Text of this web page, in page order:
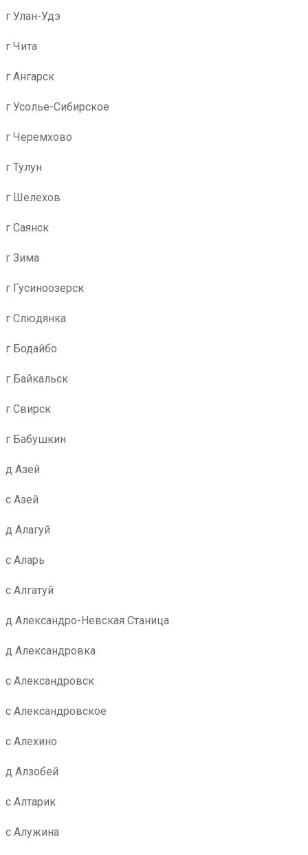
г Улан-Удэ
г Чита
г Ангарск
г Усолье-Сибирское
г Черемхово
г Тулун
г Шелехов
г Саянск
г Зима
г Гусиноозерск
г Слюдянка
г Бодайбо
г Байкальск
г Свирск
г Бабушкин
д Азей
с Азей
д Алагуй
с Аларь
с Алгатуй
д Александро-Невская Станица
д Александровка
с Александровск
с Александровское
с Алехино
д Алзобей
с Алтарик
с Алужина